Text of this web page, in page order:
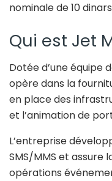
nominale de 10
Qui est Jet
Dotée d’une équipe
opère dans la
en place des
et l’animation de
L’entreprise
SMS/MMS et assure
opérations